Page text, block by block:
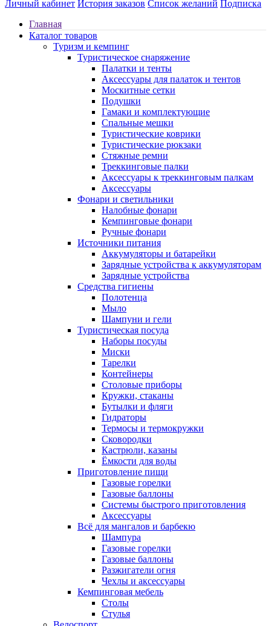
Личный кабинет История заказов Список желаний Подписка
Главная
Каталог товаров
Туризм и кемпинг
Туристическое снаряжение
Палатки и тенты
Аксессуары для палаток и тентов
Москитные сетки
Подушки
Гамаки и комплектующие
Спальные мешки
Туристические коврики
Туристические рюкзаки
Стяжные ремни
Треккинговые палки
Аксессуары к треккинговым палкам
Аксессуары
Фонари и светильники
Налобные фонари
Кемпинговые фонари
Ручные фонари
Источники питания
Аккумуляторы и батарейки
Зарядные устройства к аккумуляторам
Зарядные устройства
Средства гигиены
Полотенца
Мыло
Шампуни и гели
Туристическая посуда
Наборы посуды
Миски
Тарелки
Контейнеры
Столовые приборы
Кружки, стаканы
Бутылки и фляги
Гидраторы
Термосы и термокружки
Сковородки
Кастрюли, казаны
Ёмкости для воды
Приготовление пищи
Газовые горелки
Газовые баллоны
Системы быстрого приготовления
Аксессуары
Всё для мангалов и барбекю
Шампура
Газовые горелки
Газовые баллоны
Разжигатели огня
Чехлы и аксессуары
Кемпинговая мебель
Столы
Стулья